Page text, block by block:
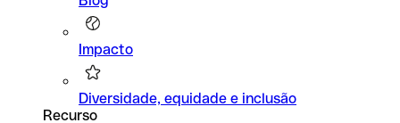
Impacto
Diversidade, equidade e inclusão
Recurso